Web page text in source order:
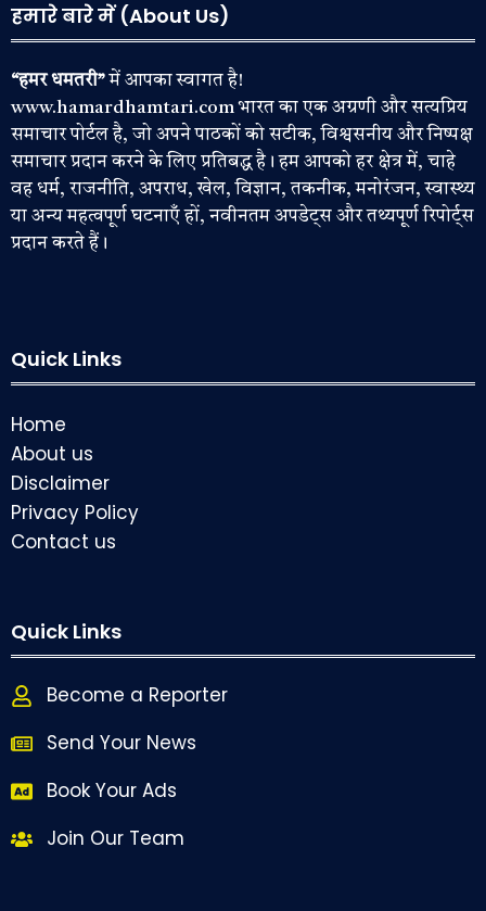
हमारे बारे में (About Us)
“हमर धमतरी”में आपका स्वागत है!
www.hamardhamtari.com भारत का एक अग्रणी और सत्यप्रिय
समाचार पोर्टल है, जो अपने पाठकों को सटीक, विश्वसनीय और निष्पक्ष
समाचार प्रदान करने के लिए प्रतिबद्ध है। हम आपको हर क्षेत्र में, चाहे
वह धर्म, राजनीति, अपराध, खेल, विज्ञान, तकनीक, मनोरंजन, स्वास्थ्य
या अन्य महत्वपूर्ण घटनाएँ हों, नवीनतम अपडेट्स और तथ्यपूर्ण रिपोर्ट्स
प्रदान करते हैं।
Quick Links
Home
About us
Disclaimer
Privacy Policy
Contact us
Quick Links
Become a Reporter
Send Your News
Book Your Ads
Join Our Team